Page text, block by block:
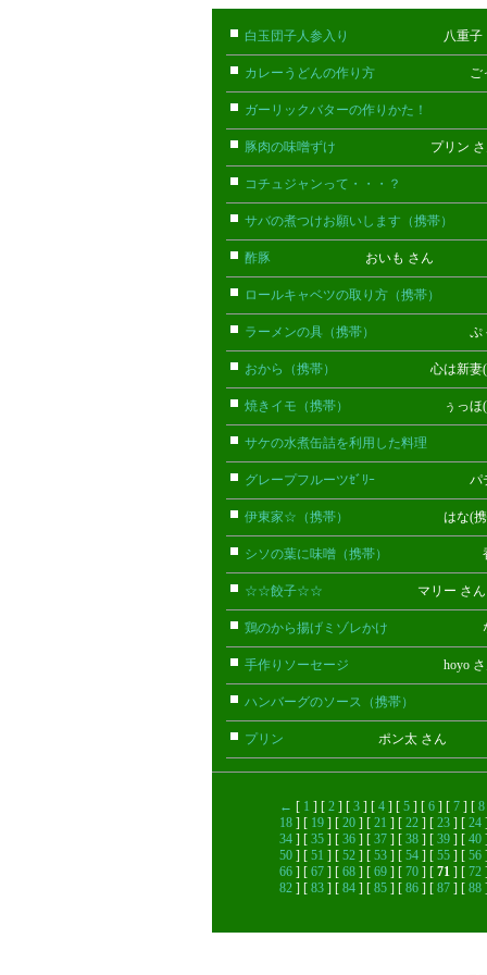
白玉団子人参入り 八重子
カレーうどんの作り方 ごっち
ガーリックバターの作りかた！
豚肉の味噌ずけ プリン さ
コチュジャンって・・・？
サバの煮つけお願いします（携帯）
酢豚 おいも さん
ロールキャベツの取り方（携帯）
ラーメンの具（携帯） ぷぅー(
おから（携帯） 心は新妻(携
焼きイモ（携帯） ぅっほ(携
サケの水煮缶詰を利用した料理
グレープフルーツｾﾞﾘｰ パディパ
伊東家☆（携帯） はな(携帯)
シソの葉に味噌（携帯） 香織(携
☆☆餃子☆☆ マリー さ
鶏のから揚げミゾレかけ なるみ
手作りソーセージ hoyo さ
ハンバーグのソース（携帯）
プリン ポン太 さん
← [ 1 ] [ 2 ] [ 3 ] [ 4 ] [ 5 ] [ 6 ] [ 7 ] [ 8
18 ] [ 19 ] [ 20 ] [ 21 ] [ 22 ] [ 23 ] [ 24
34 ] [ 35 ] [ 36 ] [ 37 ] [ 38 ] [ 39 ] [ 40
50 ] [ 51 ] [ 52 ] [ 53 ] [ 54 ] [ 55 ] [ 56
66 ] [ 67 ] [ 68 ] [ 69 ] [ 70 ] [ 71 ] [ 72
82 ] [ 83 ] [ 84 ] [ 85 ] [ 86 ] [ 87 ] [ 88